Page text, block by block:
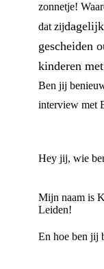
zonnetje!
dat zij
gescheiden
kinderen
Ben jij
interview met
Hey jij, wie
Mijn naam is
Leiden!
En hoe ben jij